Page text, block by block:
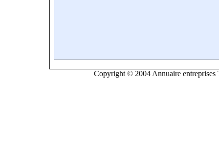
Copyright © 2004 Annuaire entreprises